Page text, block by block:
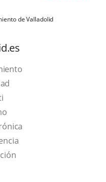
de Valladolid
This
link
will
open